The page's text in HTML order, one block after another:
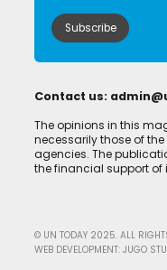
Contact us:
The opinions in this
necessarily those of
agencies. The
the financial support of
© UN TODAY 2025. ALL
WEB DEVELOPMENT: JUGO